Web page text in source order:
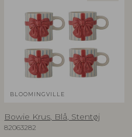
BLOOMINGVILLE
Bowie Krus, Blå, Stentøj
82063282